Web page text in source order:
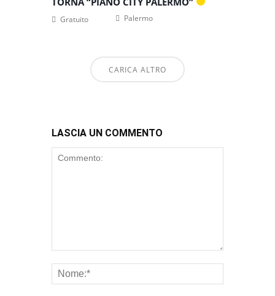
Palermo
Gratuito
CARICA ALTRO
LASCIA UN COMMENTO